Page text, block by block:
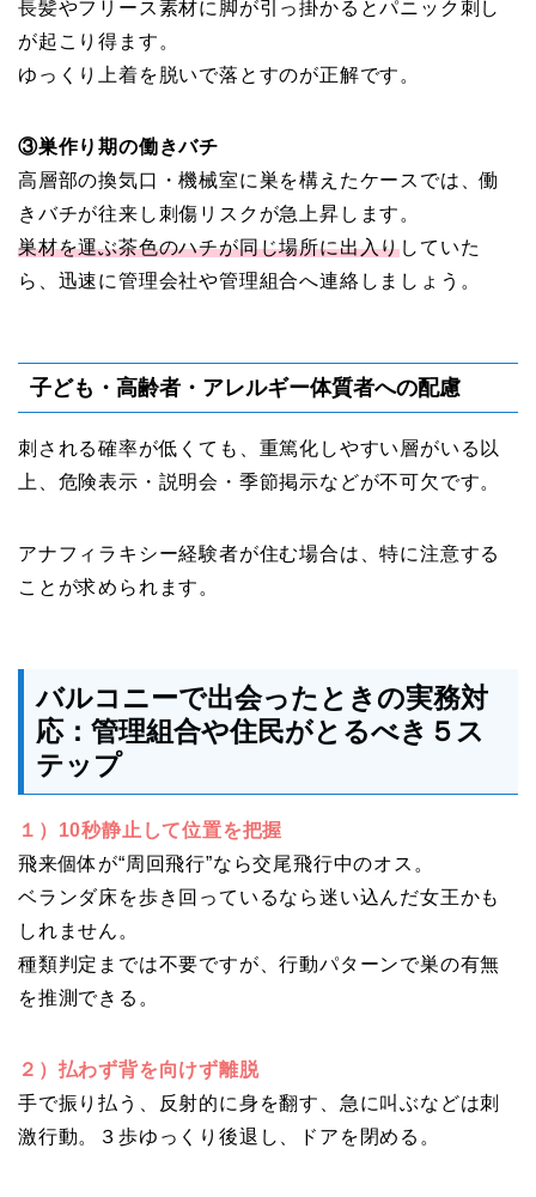
長髪やフリース素材に脚が引っ掛かるとパニック刺し
が起こり得ます。
ゆっくり上着を脱いで落とすのが正解です。
③巣作り期の働きバチ
高層部の換気口・機械室に巣を構えたケースでは、働
きバチが往来し刺傷リスクが急上昇します。
巣材を運ぶ茶色のハチが同じ場所に出入りしていた
ら、迅速に管理会社や管理組合へ連絡しましょう。
子ども・高齢者・アレルギー体質者への配慮
刺される確率が低くても、重篤化しやすい層がいる以
上、危険表示・説明会・季節掲示などが不可欠です。
アナフィラキシー経験者が住む場合は、特に注意する
ことが求められます。
バルコニーで出会ったときの実務対
応：管理組合や住民がとるべき５ス
テップ
１）10秒静止して位置を把握
飛来個体が“周回飛行”なら交尾飛行中のオス。
ベランダ床を歩き回っているなら迷い込んだ女王かも
しれません。
種類判定までは不要ですが、行動パターンで巣の有無
を推測できる。
２）払わず背を向けず離脱
手で振り払う、反射的に身を翻す、急に叫ぶなどは刺
激行動。３歩ゆっくり後退し、ドアを閉める。